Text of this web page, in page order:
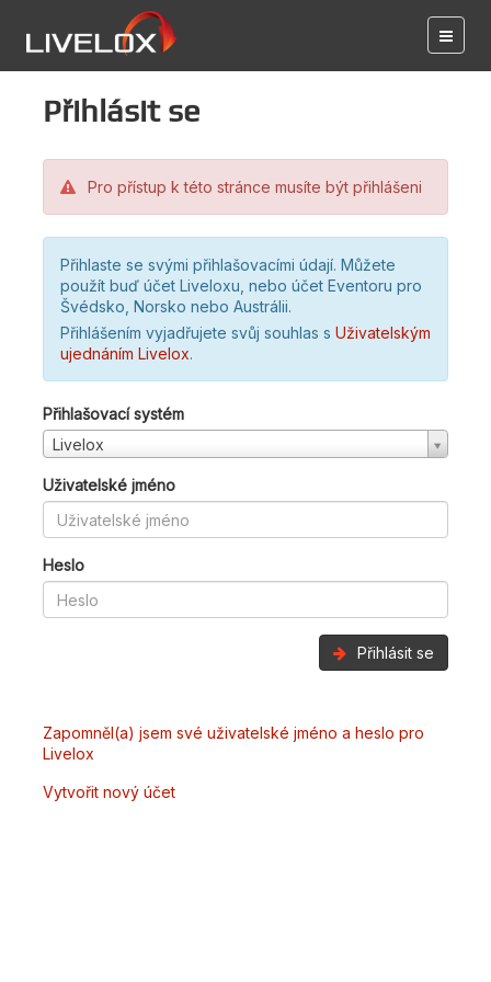
Přihlásit se
Pro přístup k této stránce musíte být přihlášeni
Přihlaste se svými přihlašovacími údají. Můžete
použít buď účet Liveloxu, nebo účet Eventoru pro
Švédsko, Norsko nebo Austrálii.
Přihlášením vyjadřujete svůj souhlas s Uživatelským
ujednáním Livelox.
Přihlašovací systém
Livelox
Uživatelské jméno
Heslo
Přihlásit se
Zapomněl(a) jsem své uživatelské jméno a heslo pro
Livelox
Vytvořit nový účet